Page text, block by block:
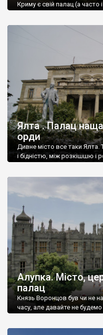
Криму є свій палац (а часто
Ялта . Палац
орди
Дивне місто все таки Ялта.
і бідністю, між розкішшю і
Алупка. Місто,
палац
Князь Воронцов був чи не
часу, але давайте не